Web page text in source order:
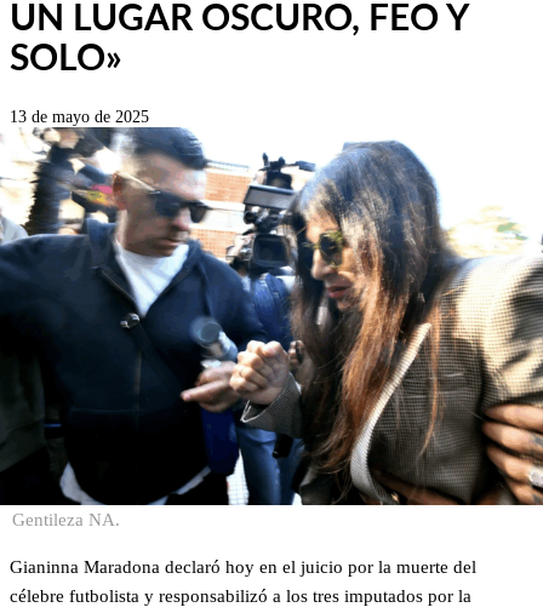
UN LUGAR OSCURO, FEO Y
SOLO»
13 de mayo de 2025
Gentileza NA.
Gianinna Maradona declaró hoy en el juicio por la muerte del
célebre futbolista y responsabilizó a los tres imputados por la